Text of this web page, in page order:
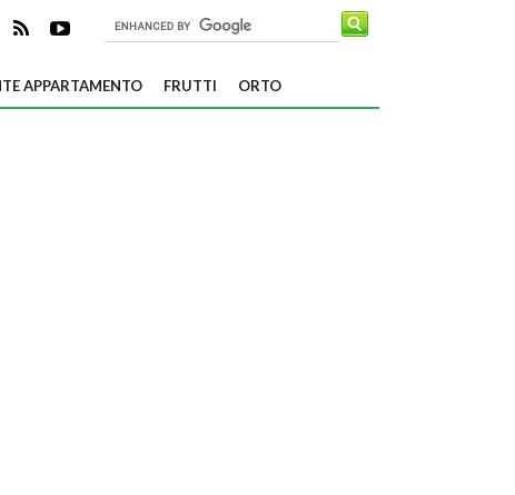
APPARTAMENTO FRUTTI ORTO